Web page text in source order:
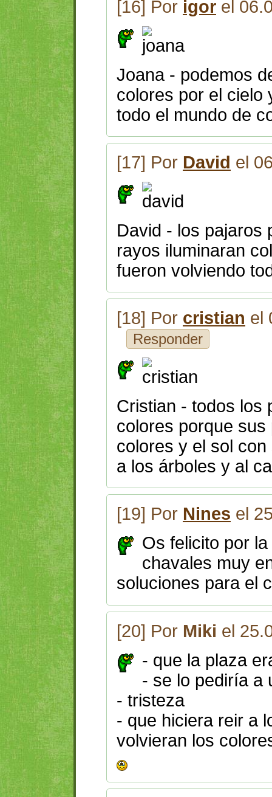
[16] Por igor el
Joana - podemos
colores por el cielo
todo el mundo de
[17] Por David el
David - los pajaros
rayos iluminaran
fueron volviendo
[18] Por cristian el
Responder
Cristian - todos los
colores porque
colores y el sol
a los árboles y al
[19] Por Nines el
Os felicito por
chavales muy
soluciones para el
[20] Por Miki el
- que la plaza
- se lo pediría a
- tristeza
- que hiciera reir a
volvieran los